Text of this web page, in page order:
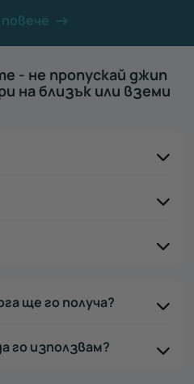
- не пропускай джип
на близък или вземи
ще го получа?
го използвам?